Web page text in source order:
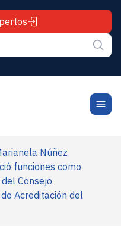
Núñez
funciones como
Consejo
Acreditación del